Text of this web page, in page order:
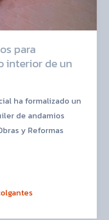
para
interior de un
ha formalizado un
de andamios
y Reformas